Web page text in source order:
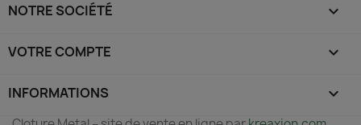
NOTRE SOCIÉTÉ 
VOTRE COMPTE 
INFORMATIONS keyboard_arrow_down